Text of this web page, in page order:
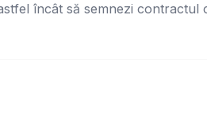
încât să semnezi contractul